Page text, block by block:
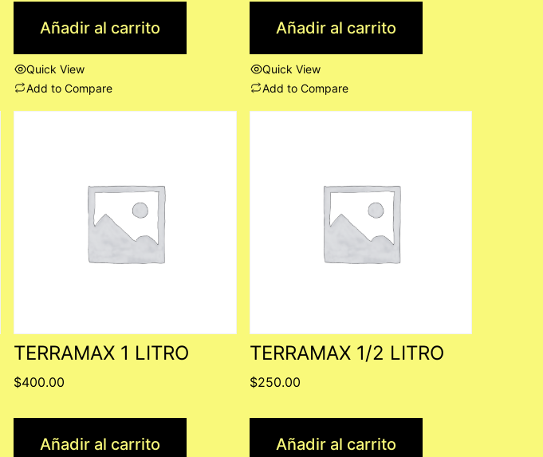
Añadir al carrito
Quick View
Add to Compare
Añadir al carrito
Quick View
Add to Compare
TERRAMAX 1 LITRO
$400.00
Añadir al carrito
TERRAMAX 1/2 LITRO
$250.00
Añadir al carrito